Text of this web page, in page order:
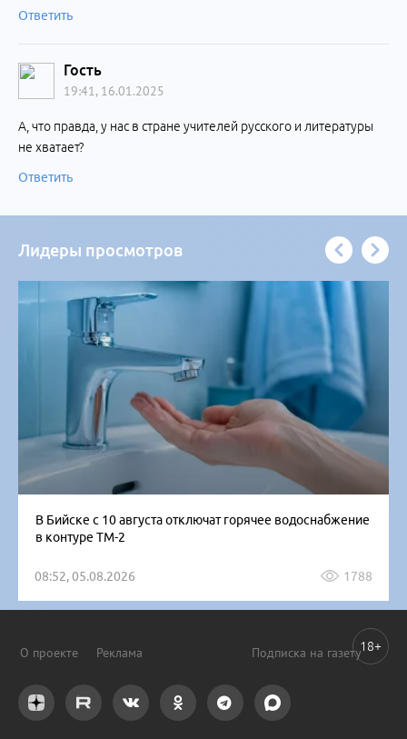
Ответить
Гость
19:41, 16.01.2025
А, что правда, у нас в стране учителей русского и литературы
не хватает?
Ответить
Лидеры просмотров
В Бийске с 10 августа отключат горячее водоснабжение
в контуре ТМ-2
08:52, 05.08.2026 1788
О проекте Реклама Подписка на газету18+